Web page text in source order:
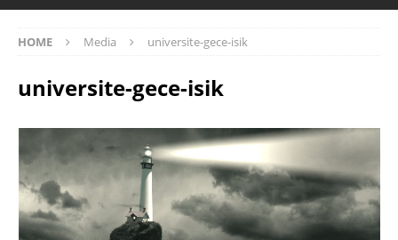
HOME Media universite-gece-isik
universite-gece-isik